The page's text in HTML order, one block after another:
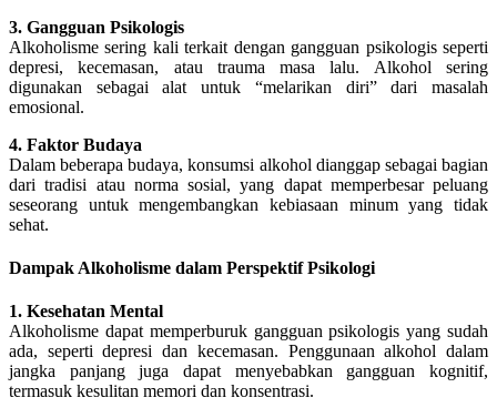
3. Gangguan Psikologis
Alkoholisme sering kali terkait dengan gangguan psikologis seperti
depresi, kecemasan, atau trauma masa lalu. Alkohol sering
digunakan sebagai alat untuk “melarikan diri” dari masalah
emosional.
4. Faktor Budaya
Dalam beberapa budaya, konsumsi alkohol dianggap sebagai bagian
dari tradisi atau norma sosial, yang dapat memperbesar peluang
seseorang untuk mengembangkan kebiasaan minum yang tidak
sehat.
Dampak Alkoholisme dalam Perspektif Psikologi
1. Kesehatan Mental
Alkoholisme dapat memperburuk gangguan psikologis yang sudah
ada, seperti depresi dan kecemasan. Penggunaan alkohol dalam
jangka panjang juga dapat menyebabkan gangguan kognitif,
termasuk kesulitan memori dan konsentrasi.